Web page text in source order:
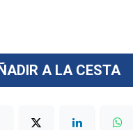
A LA CESTA